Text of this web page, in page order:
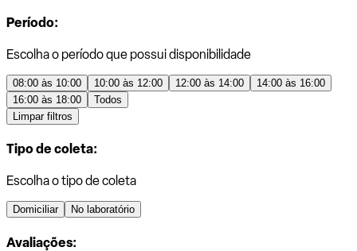
Período:
Escolha o período que possui disponibilidade
08:00 às 10:00 10:00 às 12:00 12:00 às 14:00
14:00 às 16:00
16:00 às 18:00
Todos
Limpar filtros
Tipo de coleta:
Escolha o tipo de coleta
Domiciliar No laboratório
Avaliações: